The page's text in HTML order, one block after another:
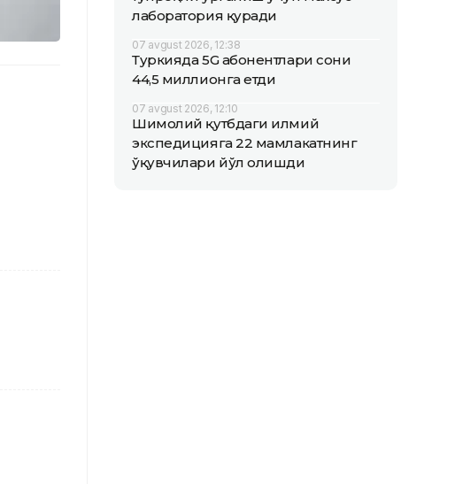
лаборатория қуради
07 avgust 2026, 12:38
Туркияда 5G абонентлари сони
44,5 миллионга етди
07 avgust 2026, 12:10
Шимолий қутбдаги илмий
экспедицияга 22 мамлакатнинг
ўқувчилари йўл олишди